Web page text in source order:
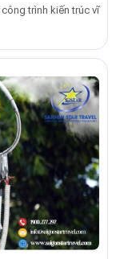
trình kiến trúc vĩ